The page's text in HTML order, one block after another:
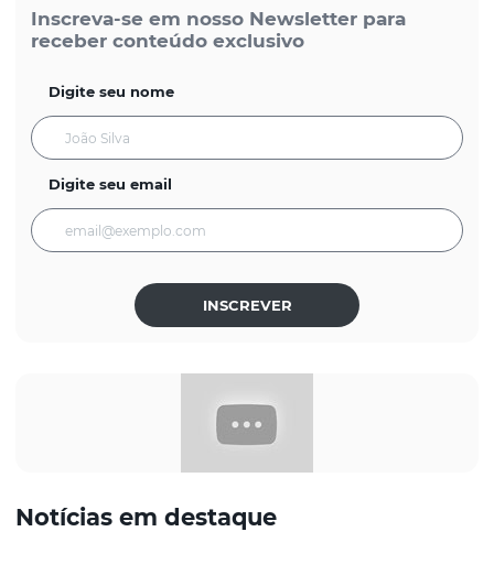
Inscreva-se em nosso Newsletter para
receber conteúdo exclusivo
Digite seu nome
Digite seu email
INSCREVER
Notícias em destaque